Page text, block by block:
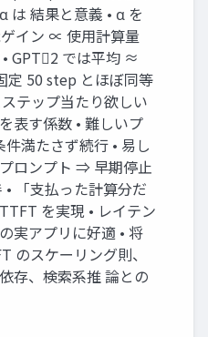
は 結果と意義 • α を
イン ∝ 使用計算量
GPT2 では平均 ≈
定 50 step とほぼ同等
テップ当たり欲しい
表す係数 • 難しいプ
満たさず続行 • 易し
ロンプト ⇒ 早期停止
• 「支払った計算分だ
を実現 • レイテン
実アプリに好適 • 将
のスケーリング則、
存、検索系推 論との